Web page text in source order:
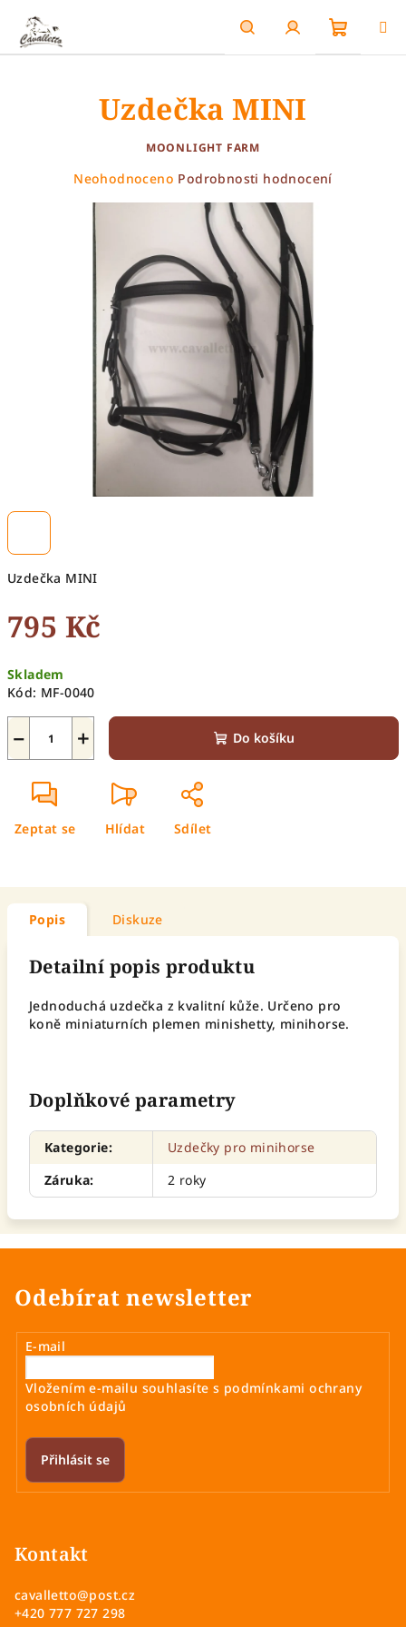
obsah
HledatPřihlášení
Uzdečka MINI
795 Kč
cena:
Skladem
Kód: MF-0040
+
− Do košíku
Zeptat se Hlídat Sdílet
Uzdečka MINI
MOONLIGHT FARM
Průměrné
hvězdiček.
Neohodnoceno Podrobnosti hodnocení
Popis Diskuze
Detailní popis produktu
Jednoduchá uzdečka z kvalitní kůže. Určeno pro
koně miniaturních plemen minishetty, minihorse.
Doplňkové parametry
Kategorie:
Uzdečky pro minihorse
Záruka: 2 roky
Odebírat newsletter
E-mail
Vložením e-mailu souhlasíte s podmínkami ochrany
osobních údajů
Přihlásit se
Kontakt
cavalletto@post.cz
+420 777 727 298